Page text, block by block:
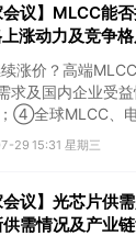
会议】MLCC能
涨动力及竞争
涨价？高端
求及国内企业受
④全球MLCC、
口专家会议将于7
价格上涨动力及
29 15:31 星期三
会议】光芯片供
需情况及产业